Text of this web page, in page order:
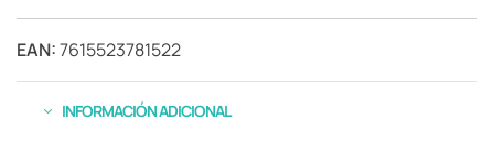
EAN:7615523781522
INFORMACIÓN ADICIONAL